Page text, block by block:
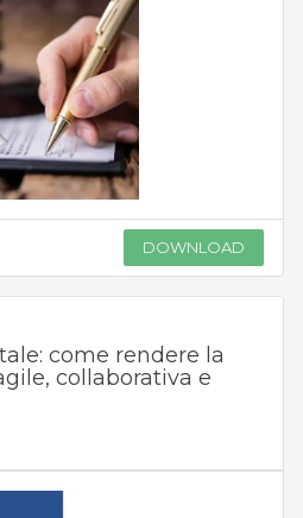
DOWNLOAD
come rendere la
collaborativa e